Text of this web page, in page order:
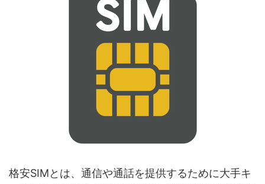
格安SIMとは、通信や通話を提供するために大手キ